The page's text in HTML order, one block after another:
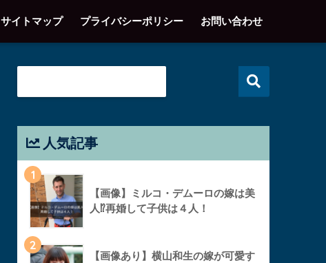
サイトマップ プライバシーポリシー お問い合わせ
人気記事
1
【画像】ミルコ・デムーロの嫁は美
人⁉︎再婚して子供は４人！
2
【画像あり】横山和生の嫁が可愛す